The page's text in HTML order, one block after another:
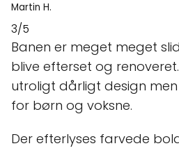
Martin H.
3/5
Banen er meget meget
blive efterset og
utroligt dårligt design
for børn og voksne.
Der efterlyses farvede